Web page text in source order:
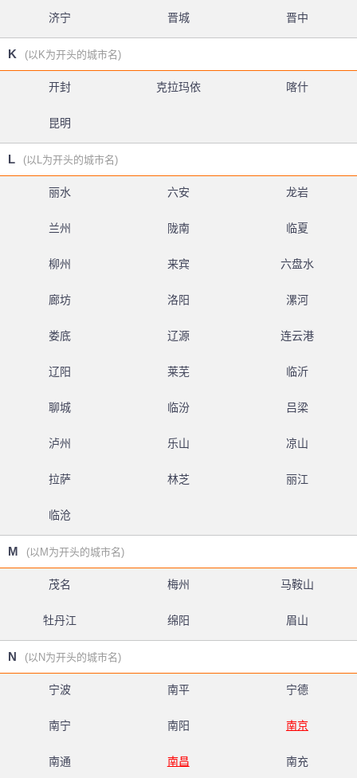
济宁 晋城 晋中
K (以K为开头的城市名)
开封 克拉玛依 喀什
昆明
L (以L为开头的城市名)
丽水 六安 龙岩
兰州 陇南 临夏
柳州 来宾 六盘水
廊坊 洛阳 漯河
娄底 辽源 连云港
辽阳 莱芜 临沂
聊城 临汾 吕梁
泸州 乐山 凉山
拉萨 林芝 丽江
临沧
M (以M为开头的城市名)
茂名 梅州 马鞍山
牡丹江 绵阳 眉山
N (以N为开头的城市名)
宁波 南平 宁德
南宁 南阳 南京
南通 南昌 南充